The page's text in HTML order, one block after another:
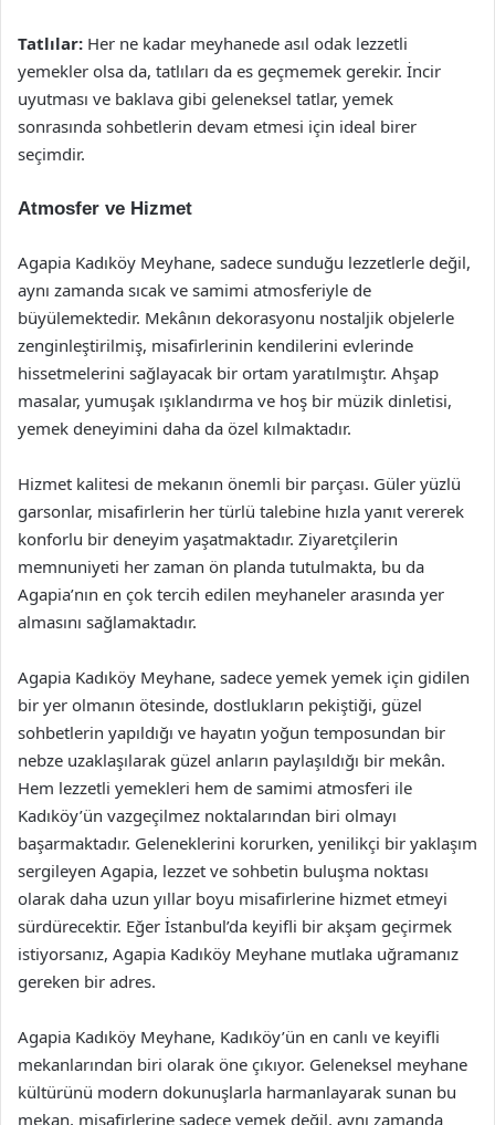
Tatlılar: Her ne kadar meyhanede asıl odak lezzetli
yemekler olsa da, tatlıları da es geçmemek gerekir. İncir
uyutması ve baklava gibi geleneksel tatlar, yemek
sonrasında sohbetlerin devam etmesi için ideal birer
seçimdir.
Atmosfer ve Hizmet
Agapia Kadıköy Meyhane, sadece sunduğu lezzetlerle değil,
aynı zamanda sıcak ve samimi atmosferiyle de
büyülemektedir. Mekânın dekorasyonu nostaljik objelerle
zenginleştirilmiş, misafirlerinin kendilerini evlerinde
hissetmelerini sağlayacak bir ortam yaratılmıştır. Ahşap
masalar, yumuşak ışıklandırma ve hoş bir müzik dinletisi,
yemek deneyimini daha da özel kılmaktadır.
Hizmet kalitesi de mekanın önemli bir parçası. Güler yüzlü
garsonlar, misafirlerin her türlü talebine hızla yanıt vererek
konforlu bir deneyim yaşatmaktadır. Ziyaretçilerin
memnuniyeti her zaman ön planda tutulmakta, bu da
Agapia’nın en çok tercih edilen meyhaneler arasında yer
almasını sağlamaktadır.
Agapia Kadıköy Meyhane, sadece yemek yemek için gidilen
bir yer olmanın ötesinde, dostlukların pekiştiği, güzel
sohbetlerin yapıldığı ve hayatın yoğun temposundan bir
nebze uzaklaşılarak güzel anların paylaşıldığı bir mekân.
Hem lezzetli yemekleri hem de samimi atmosferi ile
Kadıköy’ün vazgeçilmez noktalarından biri olmayı
başarmaktadır. Geleneklerini korurken, yenilikçi bir yaklaşım
sergileyen Agapia, lezzet ve sohbetin buluşma noktası
olarak daha uzun yıllar boyu misafirlerine hizmet etmeyi
sürdürecektir. Eğer İstanbul’da keyifli bir akşam geçirmek
istiyorsanız, Agapia Kadıköy Meyhane mutlaka uğramanız
gereken bir adres.
Agapia Kadıköy Meyhane, Kadıköy’ün en canlı ve keyifli
mekanlarından biri olarak öne çıkıyor. Geleneksel meyhane
kültürünü modern dokunuşlarla harmanlayarak sunan bu
mekan, misafirlerine sadece yemek değil, aynı zamanda